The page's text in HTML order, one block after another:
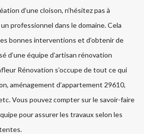
d’une cloison, n’hésitez pas à
professionnel dans le domaine. Cela
bonnes interventions et d’obtenir de
d’une équipe d’artisan rénovation
Rénovation s’occupe de tout ce qui
aménagement d’appartement 29610,
Vous pouvez compter sur le savoir-faire
pour assurer les travaux selon les